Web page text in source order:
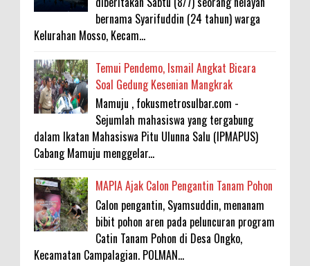
bernama Syarifuddin (24 tahun) warga
Kelurahan Mosso, Kecam...
Temui Pendemo, Ismail Angkat Bicara
Soal Gedung Kesenian Mangkrak
Mamuju , fokusmetrosulbar.com -
Sejumlah mahasiswa yang tergabung
dalam Ikatan Mahasiswa Pitu Ulunna Salu (IPMAPUS)
Cabang Mamuju menggelar...
MAPIA Ajak Calon Pengantin Tanam Pohon
Calon pengantin, Syamsuddin, menanam
bibit pohon aren pada peluncuran program
Catin Tanam Pohon di Desa Ongko,
Kecamatan Campalagian. POLMAN...